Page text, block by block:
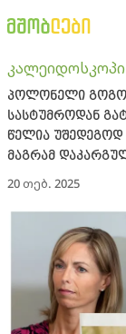
კალეიდოსკოპი
პოლონელი
სასტუმროდან
წელია უშედეგოდ
მაგრამ
20 თებ. 2025